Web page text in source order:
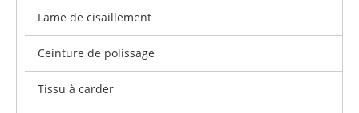
Lame de cisaillement
Ceinture de polissage
Tissu à carder